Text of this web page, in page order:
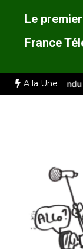
Le
France
A la Une
: compte rendu du